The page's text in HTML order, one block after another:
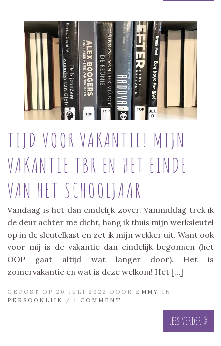
TIJD VOOR VAKANTIE! MIJN
VAKANTIE TBR EN HET EINDE
VAN HET SCHOOLJAAR
Vandaag is het dan eindelijk zover. Vanmiddag trek ik
de deur achter me dicht, hang ik thuis mijn werksleutel
op in de sleutelkast en zet ik mijn wekker uit. Want ook
voor mij is de vakantie dan eindelijk begonnen (het
OOP gaat altijd wat langer door). Het is
zomervakantie en wat is deze welkom! Het […]
GEPOST OP 26 JULI 2022 DOOR EMMY
IN
PERSOONLIJK
/ 1 COMMENT
Lees verder »